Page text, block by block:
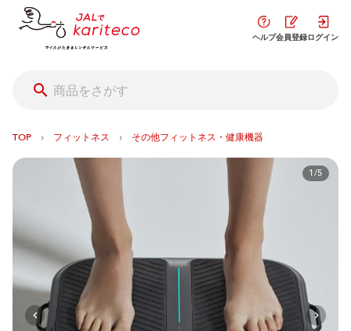
ヘルプ会員登録ログイン
TOP › フィットネス › その他フィットネス・健康機器
1/5